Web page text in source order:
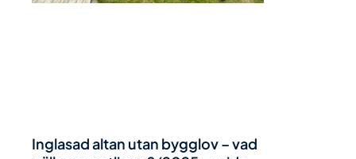
Inglasad altan utan bygglov – vad